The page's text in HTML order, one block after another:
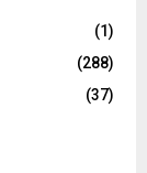
C
(1)
(288)
(37)